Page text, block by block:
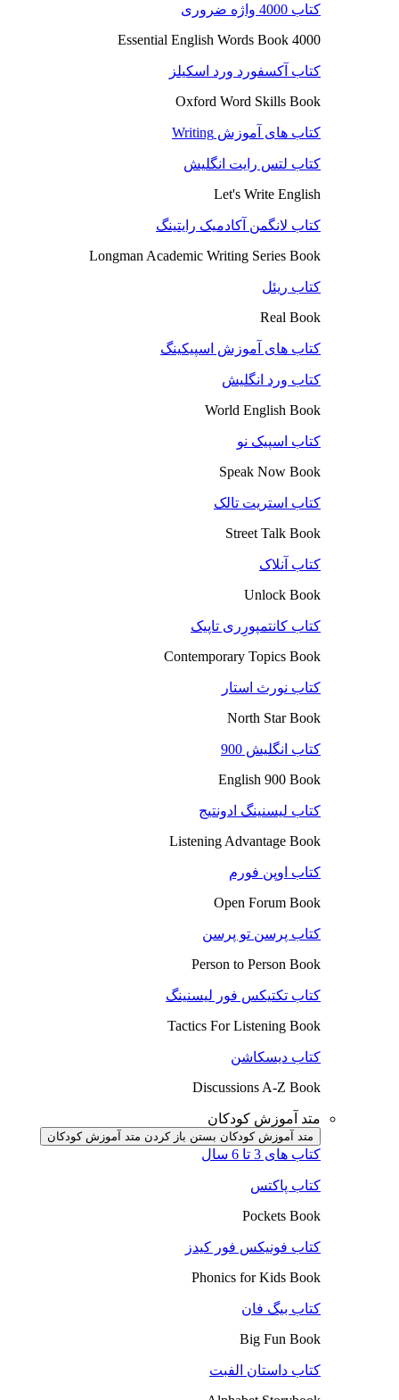
کتاب 4000 واژه ضروری
4000 Essential English Words Book
کتاب آکسفورد ورد اسکیلز
Oxford Word Skills Book
کتاب های آموزش Writing
کتاب لتس رایت انگلیش
Let's Write English
کتاب لانگمن آکادمیک رایتینگ
Longman Academic Writing Series Book
کتاب ریئل
Real Book
کتاب های آموزش اسپیکینگ
کتاب ورد انگلیش
World English Book
کتاب اسپیک نو
Speak Now Book
کتاب استریت تالک
Street Talk Book
کتاب آنلاک
Unlock Book
کتاب کانتمپورِری تاپیک
Contemporary Topics Book
کتاب نورث استار
North Star Book
کتاب انگلیش 900
English 900 Book
کتاب لیسنینگ ادونتیج
Listening Advantage Book
کتاب اوپن فورم
Open Forum Book
کتاب پرسن تو پرسن
Person to Person Book
کتاب تکتیکس فور لیسنینگ
Tactics For Listening Book
کتاب دیسکاشن
Discussions A-Z Book
متد آموزش کودکان
متد آموزش کودکان بستن باز کردن متد آموزش کودکان
کتاب های 3 تا 6 سال
کتاب پاکتس
Pockets Book
کتاب فونیکس فور کیدز
Phonics for Kids Book
کتاب بیگ فان
Big Fun Book
کتاب داستان الفبت